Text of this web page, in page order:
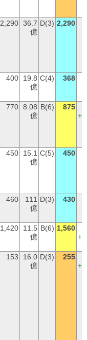
2,290 36.7
億
D(3) 2,290
400
19.8
億
C(4)
368
770 8.08
億
B(6) 875
450
15.1
億
C(5) 450
460
111
億
D(3)
430
1,420
11.5
億
B(6) 1,560
153
16.0
億
D(3) 255